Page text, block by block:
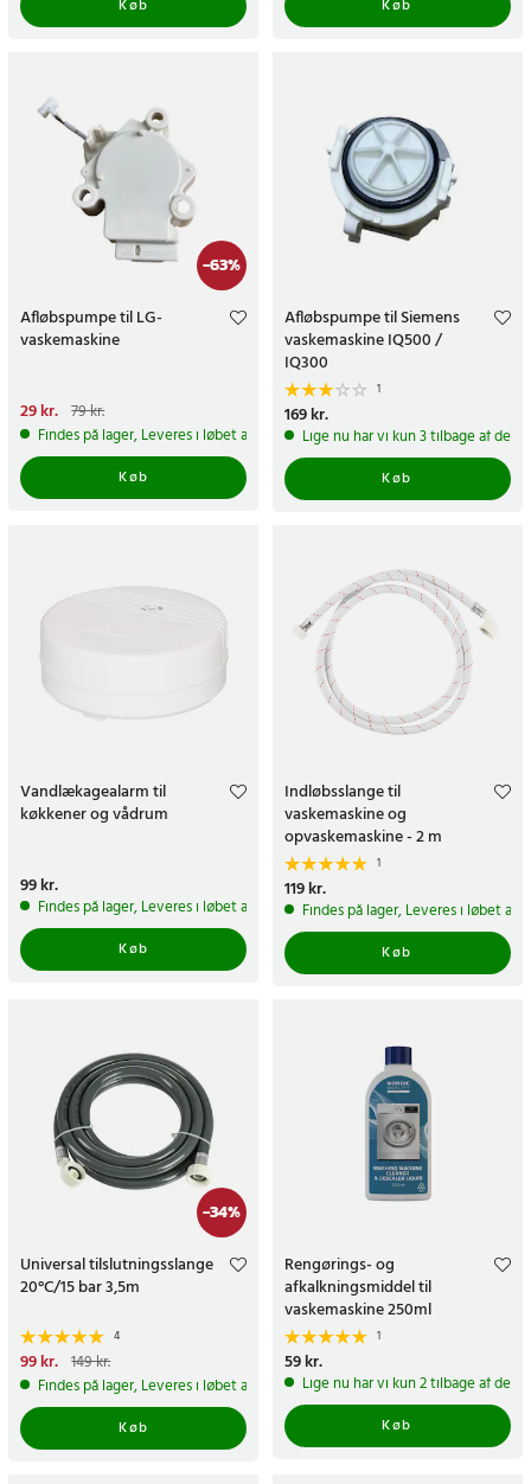
Køb
Køb
-63%
Afløbspumpe til LG-
vaskemaskine
Nuværende pris
pris:79 kr.
29 kr. 79 kr.
Findes på lager, Leveres i løbet af 1-2 hverdage
Køb
Afløbspumpe til Siemens
vaskemaskine IQ500 /
IQ300
1
Pris:169 kr.
169 kr.
Lige nu har vi kun 3 tilbage af
Køb
Vandlækagealarm til
køkkener og vådrum
Pris:99 kr.
99 kr.
Findes på lager, Leveres i løbet af 1-2 hverdage
Køb
Indløbsslange til
vaskemaskine og
opvaskemaskine - 2 m
1
Pris:119 kr.
119 kr.
Findes på lager, Leveres i løbet af
Køb
-34%
Universal tilslutningsslange
20°C/15 bar 3,5m
4
Nuværende pris
pris:149 kr.
99 kr. 149 kr.
Findes på lager, Leveres i løbet af 1-2 hverdage
Køb
Rengørings- og
afkalkningsmiddel til
vaskemaskine 250ml
1
Pris:59 kr.
59 kr.
Lige nu har vi kun 2 tilbage af
Køb